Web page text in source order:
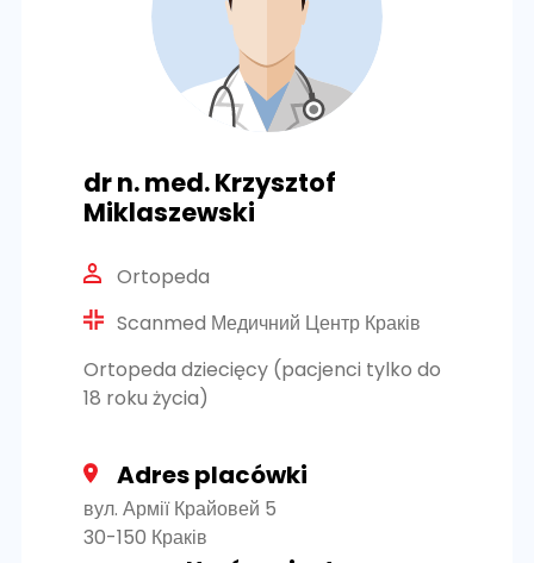
dr n. med. Krzysztof
Miklaszewski
Ortopeda
Scanmed Медичний Центр Краків
Ortopeda dziecięcy (pacjenci tylko do
18 roku życia)
Adres placówki
вул. Армії Крайовей 5
30-150 Краків